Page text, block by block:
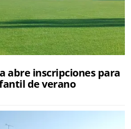
abre inscripciones para
de verano